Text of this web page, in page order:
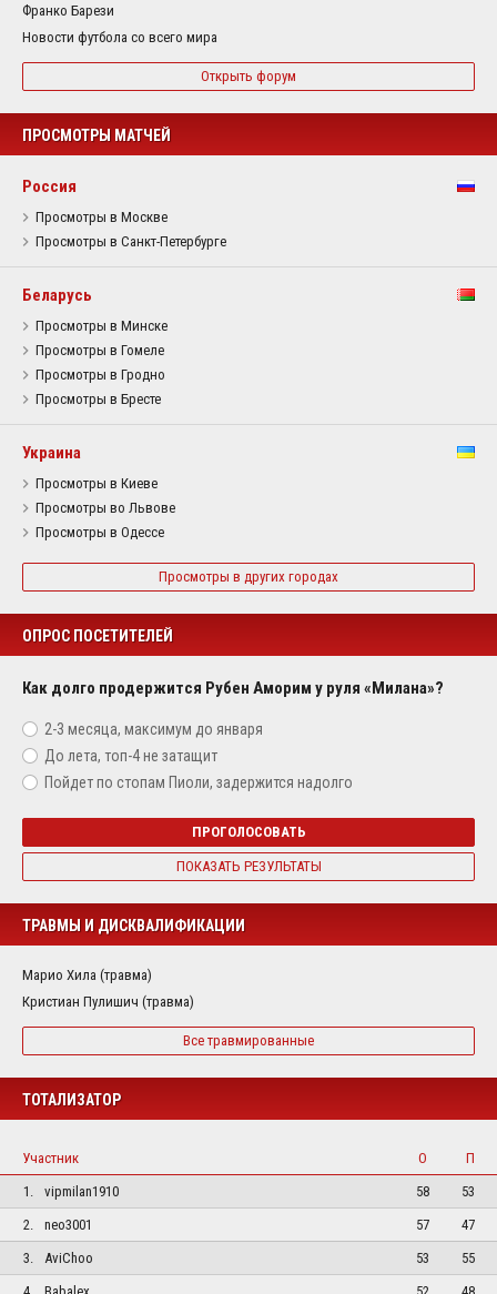
Франко Барези
Новости футбола со всего мира
Открыть форум
ПРОСМОТРЫ МАТЧЕЙ
Россия
Просмотры в Москве
Просмотры в Санкт-Петербурге
Беларусь
Просмотры в Минске
Просмотры в Гомеле
Просмотры в Гродно
Просмотры в Бресте
Украина
Просмотры в Киеве
Просмотры во Львове
Просмотры в Одессе
Просмотры в других городах
ОПРОС ПОСЕТИТЕЛЕЙ
Как долго продержится Рубен Аморим у руля «Милана»?
2-3 месяца, максимум до января
До лета, топ-4 не затащит
Пойдет по стопам Пиоли, задержится надолго
ПРОГОЛОСОВАТЬ
ПОКАЗАТЬ РЕЗУЛЬТАТЫ
ТРАВМЫ И ДИСКВАЛИФИКАЦИИ
Марио Хила (травма)
Кристиан Пулишич (травма)
Все травмированные
ТОТАЛИЗАТОР
Участник О
П
1.
vipmilan1910 58
53
2.
neo3001 57
47
3.
AviChoo 53
55